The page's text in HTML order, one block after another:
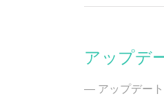
アップデ
— アップデート